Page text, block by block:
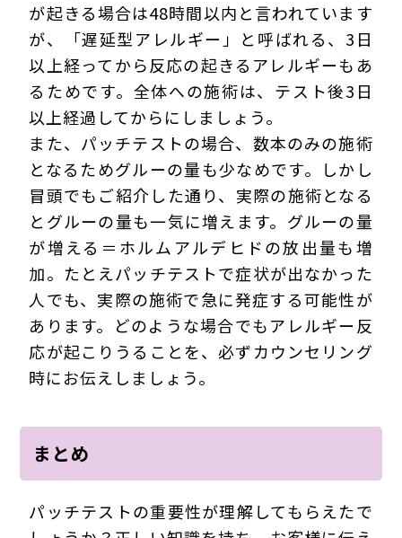
が起きる場合は48時間以内と言われています
が、「遅延型アレルギー」と呼ばれる、3日
以上経ってから反応の起きるアレルギーもあ
るためです。全体への施術は、テスト後3日
以上経過してからにしましょう。
また、パッチテストの場合、数本のみの施術
となるためグルーの量も少なめです。しかし
冒頭でもご紹介した通り、実際の施術となる
とグルーの量も一気に増えます。グルーの量
が増える＝ホルムアルデヒドの放出量も増
加。たとえパッチテストで症状が出なかった
人でも、実際の施術で急に発症する可能性が
あります。どのような場合でもアレルギー反
応が起こりうることを、必ずカウンセリング
時にお伝えしましょう。
まとめ
パッチテストの重要性が理解してもらえたで